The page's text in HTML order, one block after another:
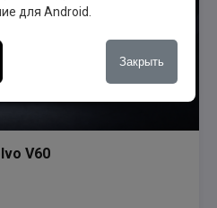
V60
для Android.
Закрыть